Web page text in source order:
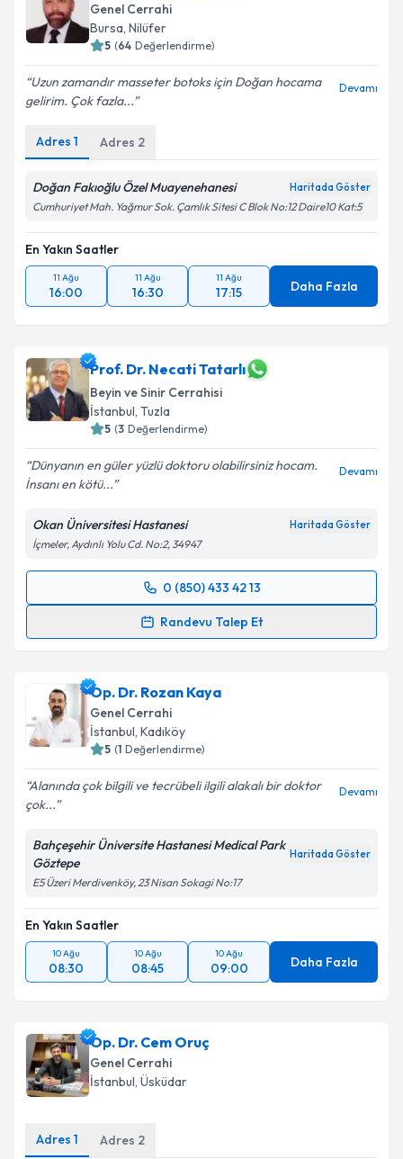
Genel Cerrahi
Bursa, Nilüfer
5 (64 Değerlendirme)
Uzun zamandır masseter botoks için Doğan hocama
gelirim. Çok fazla...
Devamı
Adres 1 Adres 2
Doğan Fakıoğlu Özel Muayenehanesi Haritada Göster
Cumhuriyet Mah. Yağmur Sok. Çamlık Sitesi C Blok No:12 Daire10 Kat:5
En Yakın Saatler
11 Ağu
16:00
11 Ağu
16:30
11 Ağu
17:15 Daha Fazla
Prof. Dr. Necati Tatarlı
Beyin ve Sinir Cerrahisi
İstanbul, Tuzla
5 (3 Değerlendirme)
Dünyanın en güler yüzlü doktoru olabilirsiniz hocam.
İnsanı en kötü...
Devamı
Okan Üniversitesi Hastanesi Haritada Göster
İçmeler, Aydınlı Yolu Cd. No:2, 34947
0 (850) 433 42 13
Randevu Talep Et
Randevu Takvimi Talebi
takvim hazırlandığında e-posta ile bilgilendireceğiz.
E-posta Adresiniz
Metni
kapsamda işlenmesini kabul ediyorum.
Takvim Talebini Gönder
Op. Dr. Rozan Kaya
Genel Cerrahi
İstanbul, Kadıköy
5 (1 Değerlendirme)
Alanında çok bilgili ve tecrübeli ilgili alakalı bir doktor
çok...
Devamı
Bahçeşehir Üniversite Hastanesi Medical Park
Göztepe
Haritada Göster
E5 Üzeri Merdivenköy, 23 Nisan Sokagi No:17
En Yakın Saatler
10 Ağu
08:30
10 Ağu
08:45
10 Ağu
09:00 Daha Fazla
Op. Dr. Cem Oruç
Genel Cerrahi
İstanbul, Üsküdar
Adres 1 Adres 2